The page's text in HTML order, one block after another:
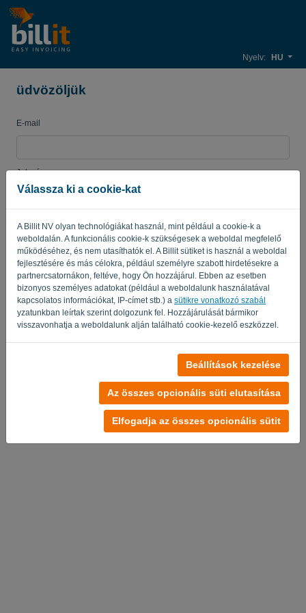
Válassza ki a cookie-kat
A Billit NV olyan technológiákat használ, mint például a cookie-k a
weboldalán. A funkcionális cookie-k szükségesek a weboldal megfelelő
működéséhez, és nem utasíthatók el. A Billit sütiket is használ a weboldal
fejlesztésére és más célokra, például személyre szabott hirdetésekre a
partnercsatornákon, feltéve, hogy Ön hozzájárul. Ebben az esetben
bizonyos személyes adatokat (például a weboldalunk használatával
kapcsolatos információkat, IP-címet stb.) a sütikre vonatkozó szabál
yzatunkban leírtak szerint dolgozunk fel. Hozzájárulását bármikor
visszavonhatja a weboldalunk alján található cookie-kezelő eszközzel.
Beállítások kezelése
Az összes opcionális süti elutasítása
Elfogadja az összes opcionális sütit
Nyelv: HU
üdvözöljük
E-mail
Jelszó
Emlékeztess Elfelejtett jelszó?
BEJELENTKEZÉS
Próbálja ki most ingyen
Felhasználási feltételek